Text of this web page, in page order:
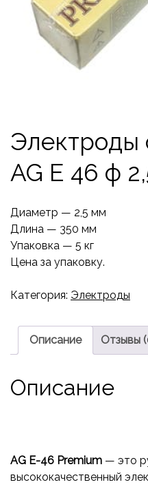
Электроды
AG E 46 ф
Диаметр — 2,5 мм
Длина — 350 мм
Упаковка — 5 кг
Цена за упаковку.
Категория: Электроды
Описание Отзывы
Описание
AG E-46 Premium — это
высококачественный